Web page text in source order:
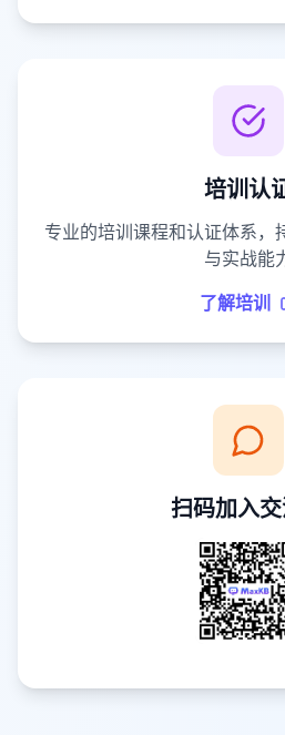
培训认
专业的培训课程和认证体系，
与实战能
了解培训
扫码加入